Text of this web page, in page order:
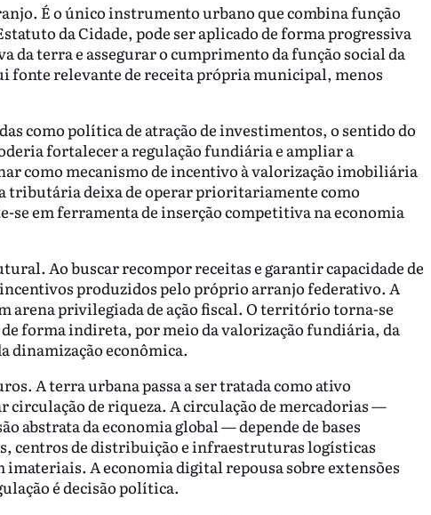
É o único instrumento urbano que combina função
da Cidade, pode ser aplicado de forma progressiva
da terra e assegurar o cumprimento da função social da
fonte relevante de receita própria municipal, menos
como política de atração de investimentos, o sentido do
fortalecer a regulação fundiária e ampliar a
como mecanismo de incentivo à valorização imobiliária
tributária deixa de operar prioritariamente como
em ferramenta de inserção competitiva na economia
Ao buscar recompor receitas e garantir capacidade de
produzidos pelo próprio arranjo federativo. A
arena privilegiada de ação fiscal. O território torna-se
forma indireta, por meio da valorização fundiária, da
dinamização econômica.
A terra urbana passa a ser tratada como ativo
circulação de riqueza. A circulação de mercadorias —
abstrata da economia global — depende de bases
centros de distribuição e infraestruturas logísticas
A economia digital repousa sobre extensões
é decisão política.